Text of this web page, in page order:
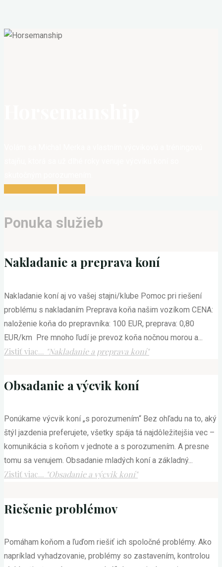
Ponuka služieb
Nakladanie a preprava koní
Nakladanie koní aj vo vašej stajni/klube Pomoc pri riešení
problému s nakladaním Preprava koňa našim vozíkom CENA:
naloženie koňa do prepravníka: 100 EUR, preprava: 0,80
EUR/km Pre mnoho ľudí je prevoz koňa nočnou morou a...
Zistiť viac... "Nakladanie a preprava koní"
Obsadanie a výcvik koní
Ponúkame výcvik koní „s porozumením“ Bez ohľadu na to, aký
štýl jazdenia preferujete, všetky spája tá najdôležitejšia vec –
komunikácia s koňom v jednote a s porozumením. A presne
tomu sa venujem. Obsadanie mladých koní a základný...
Zistiť viac... "Obsadanie a výcvik koní"
Riešenie problémov
Pomáham koňom a ľuďom riešiť ich spoločné problémy. Ako
napríklad vyhadzovanie, problémy so zastavením, kontrolou